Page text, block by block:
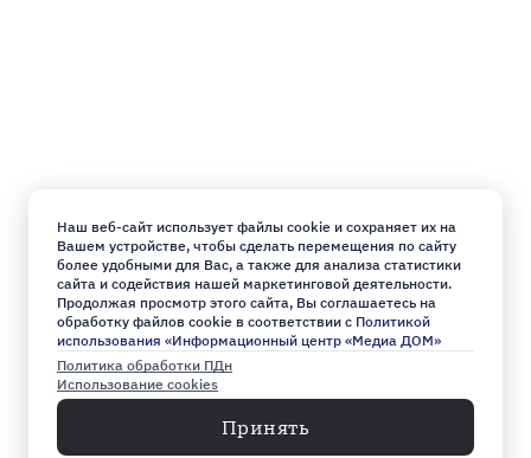
Наш веб-сайт использует файлы cookie и сохраняет их на
Вашем устройстве, чтобы сделать перемещения по сайту
более удобными для Вас, а также для анализа статистики
сайта и содействия нашей маркетинговой деятельности.
Продолжая просмотр этого сайта, Вы соглашаетесь на
обработку файлов cookie в соответствии с Политикой
использования «Информационный центр «Медиа ДОМ»
Политика обработки ПДн
Использование cookies
Принять